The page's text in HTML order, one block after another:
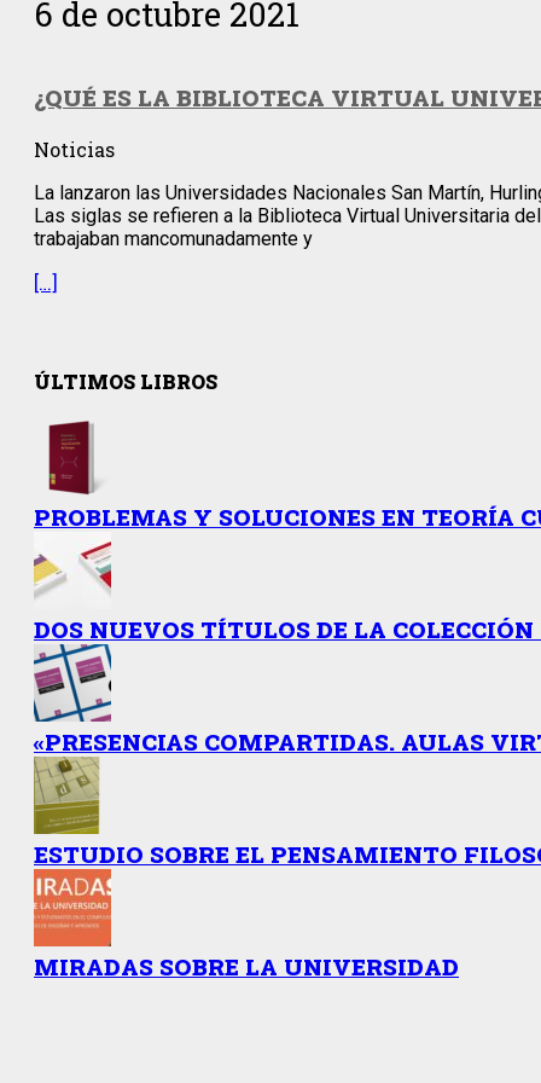
6 de octubre 2021
¿QUÉ ES LA BIBLIOTECA VIRTUAL
Noticias
La lanzaron las Universidades Nacionales San Martín,
Las siglas se refieren a la Biblioteca Virtual Universitaria
trabajaban mancomunadamente y
[…]
ÚLTIMOS LIBROS
PROBLEMAS Y SOLUCIONES EN TEORÍA
DOS NUEVOS TÍTULOS DE LA
«PRESENCIAS COMPARTIDAS. AULAS
ESTUDIO SOBRE EL PENSAMIENTO
MIRADAS SOBRE LA UNIVERSIDAD